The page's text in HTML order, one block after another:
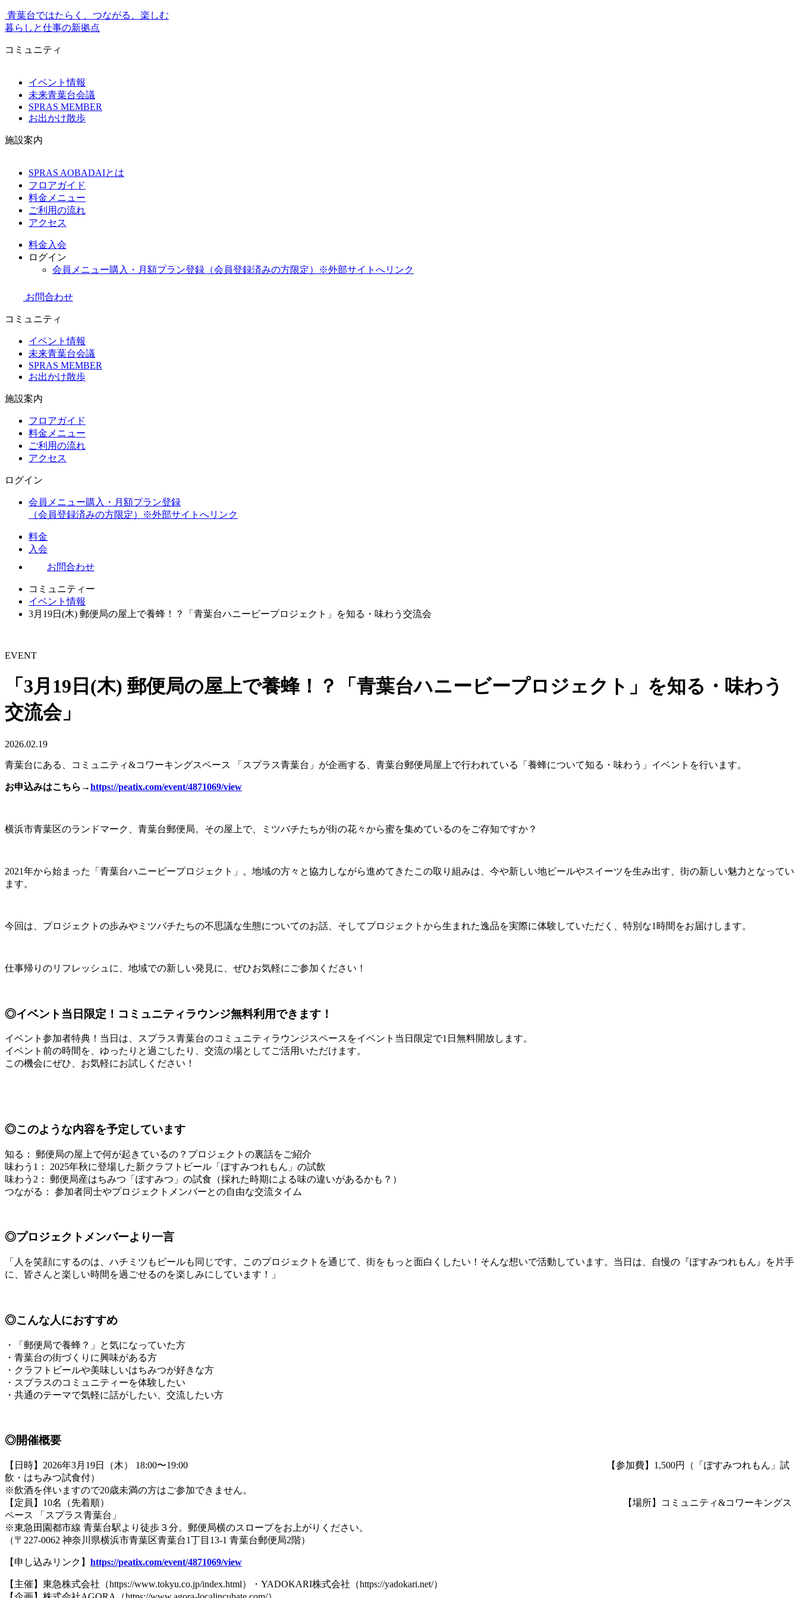
青葉台ではたらく、つながる、楽しむ
暮らしと仕事の新拠点
コミュニティ
イベント情報
未来青葉台会議
SPRAS MEMBER
お出かけ散歩
施設案内
SPRAS AOBADAIとは
フロアガイド
料金メニュー
ご利用の流れ
アクセス
料金 入会
ログイン
会員メニュー購入・月額プラン登録（会員登録済みの方限定）
※外部サイトへリンク
お問合わせ
コミュニティ
イベント情報
未来青葉台会議
SPRAS MEMBER
お出かけ散歩
施設案内
フロアガイド
料金メニュー
ご利用の流れ
アクセス
ログイン
会員メニュー購入・月額プラン登録
（会員登録済みの方限定）
※外部サイトへリンク
料金
入会
お問合わせ
コミュニティー
イベント情報
3月19日(木) 郵便局の屋上で養蜂！？「青葉台ハニービープロジェクト」を知る・味わう交流会
EVENT
「3月19日(木) 郵便局の屋上で養蜂！？「青葉台ハニービープロジェクト」を知る・味わう
交流会」
2026.02.19
青葉台にある、コミュニティ&コワーキングスペース 「スプラス青葉台」が企画する、青葉台郵便局屋上で行われている「養蜂について知る・味わう」イベントを行います。
お申込みはこちら→https://peatix.com/event/4871069/view
横浜市青葉区のランドマーク、青葉台郵便局。その屋上で、ミツバチたちが街の花々から蜜を集めているのをご存知ですか？
2021年から始まった「青葉台ハニービープロジェクト」。地域の方々と協力しながら進めてきたこの取り組みは、今や新しい地ビールやスイーツを生み出す、街の新しい魅力となってい
ます。
今回は、プロジェクトの歩みやミツバチたちの不思議な生態についてのお話、そしてプロジェクトから生まれた逸品を実際に体験していただく、特別な1時間をお届けします。
仕事帰りのリフレッシュに、地域での新しい発見に、ぜひお気軽にご参加ください！
◎イベント当日限定！コミュニティラウンジ無料利用できます！
イベント参加者特典！当日は、スプラス青葉台のコミュニティラウンジスペースをイベント当日限定で1日無料開放します。
イベント前の時間を、ゆったりと過ごしたり、交流の場としてご活用いただけます。
この機会にぜひ、お気軽にお試しください！
◎このような内容を予定しています
知る： 郵便局の屋上で何が起きているの？プロジェクトの裏話をご紹介
味わう1： 2025年秋に登場した新クラフトビール「ぽすみつれもん」の試飲
味わう2： 郵便局産はちみつ「ぽすみつ」の試食（採れた時期による味の違いがあるかも？）
つながる： 参加者同士やプロジェクトメンバーとの自由な交流タイム
◎プロジェクトメンバーより一言
「人を笑顔にするのは、ハチミツもビールも同じです。このプロジェクトを通じて、街をもっと面白くしたい！そんな想いで活動しています。当日は、自慢の『ぽすみつれもん』を片手
に、皆さんと楽しい時間を過ごせるのを楽しみにしています！」
◎こんな人におすすめ
・「郵便局で養蜂？」と気になっていた方
・青葉台の街づくりに興味がある方
・クラフトビールや美味しいはちみつが好きな方
・スプラスのコミュニティーを体験したい
・共通のテーマで気軽に話がしたい、交流したい方
◎開催概要
【日時】2026年3月19日（木） 18:00〜19:00 【参加費】1,500円（「ぽすみつれもん」試
飲・はちみつ試食付）
※飲酒を伴いますので20歳未満の方はご参加できません。
【定員】10名（先着順） 【場所】コミュニティ&コワーキングス
ペース 「スプラス青葉台」
※東急田園都市線 青葉台駅より徒歩３分。郵便局横のスロープをお上がりください。
（〒227-0062 神奈川県横浜市青葉区青葉台1丁目13-1 青葉台郵便局2階）
【申し込みリンク】 https://peatix.com/event/4871069/view
【主催】東急株式会社（https://www.tokyu.co.jp/index.html）・YADOKARI株式会社（https://yadokari.net/）